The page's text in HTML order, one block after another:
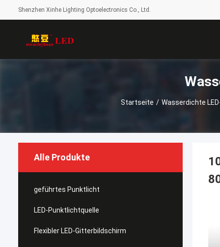
Shenzhen Xinhe Lighting Optoelectronics Co., Ltd.
Startseite / Wasserdichte
Alle Produkte
geführtes Punktlicht
LED-Punktlichtquelle
Flexibler LED-Gitterbildschirm